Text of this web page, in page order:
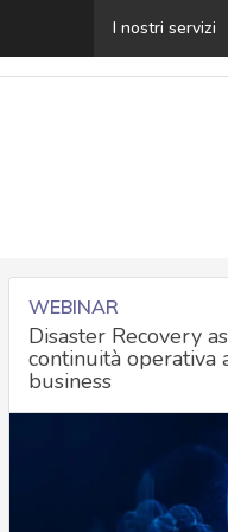
I nostri servizi
I fattori decisivi di
WEBINAR
Disaster Recovery
continuità operativa
business